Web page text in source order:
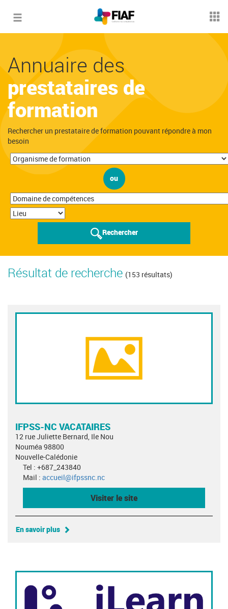
Toggle
Annuaire des
prestataires de
formation
Rechercher un prestataire de formation pouvant répondre à mon
besoin
ou
Rechercher
Résultat de recherche (153 résultats)
IFPSS-NC VACATAIRES
12 rue Juliette Bernard, Ile Nou
Nouméa 98800
Nouvelle-Calédonie
Tel : +687_243840
Mail : accueil@ifpssnc.nc
Visiter le site
En savoir plus